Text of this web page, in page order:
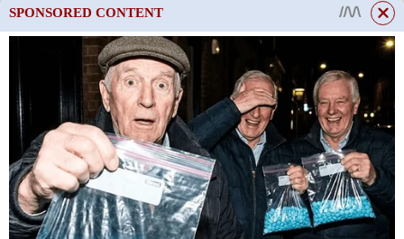
Také někteří lidé mohou mít alergickou reakci na kočičí výkaly.
Mezi možné příznaky patří svědění a podráždění kůže, poruchy
trávení a celková malátnost.
ČTĚTE VÍCE
Fotografie štěňat anglického
kokršpaněla od 1 měsíce do
roku - váha a výška po
This site uses cookies to store data. By continuing to use the site, you consent
to the use of these files.
OK
SPONSORED CONTENT